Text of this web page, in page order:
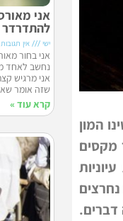
המון
מקסים
דברים.
אני
להתדרדר
ישי אין תגובות
אני בחור
נחשב לאחד
אני מרגיש
שזה אומר
קרא עוד »